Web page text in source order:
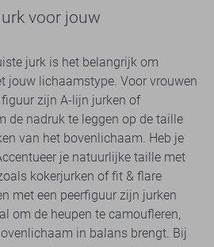
voor jouw
jurk is het belangrijk om
jouw lichaamstype. Voor vrouwen
zijn A-lijn jurken of
de nadruk te leggen op de taille
van het bovenlichaam. Heb je
je natuurlijke taille met
kokerjurken of fit & flare
met een peerfiguur zijn jurken
om de heupen te camoufleren,
in balans brengt. Bij